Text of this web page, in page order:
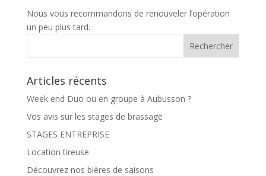
Nous vous recommandons de renouveler l’opération
un peu plus tard.
Articles récents
Week end Duo ou en groupe à Aubusson ?
Vos avis sur les stages de brassage
STAGES ENTREPRISE
Location tireuse
Découvrez nos bières de saisons